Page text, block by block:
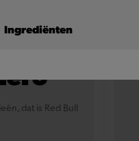
dat is Red Bull
Ingrediënten